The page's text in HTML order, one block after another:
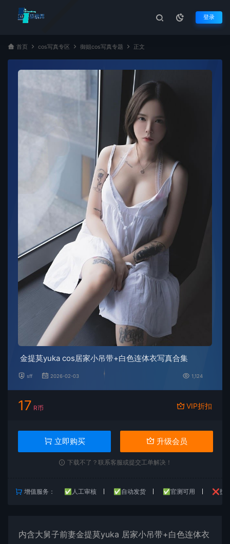
登录
首页 cos写真专区 御姐cos写真专题 正文
金提莫yuka cos居家小吊带+白色连体衣写真合集
sff 2026-02-03 1,124
17 R币 VIP折扣
立即购买 升级会员
下载不了？联系客服或提交工单解决！
增值服务： ✅人工审核 ✅自动发货 ✅官测可用 ❌技
内含大舅子前妻金提莫yuka 居家小吊带+白色连体衣